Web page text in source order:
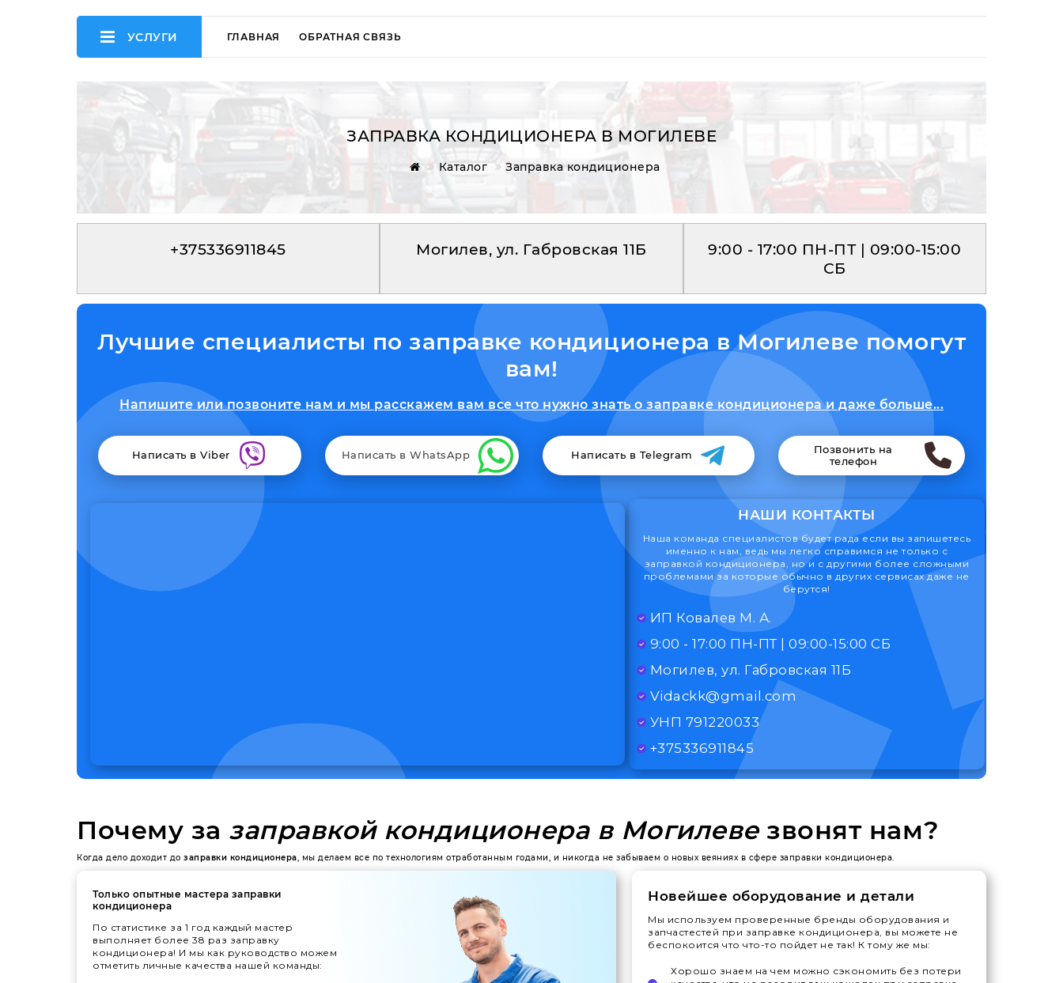
УСЛУГИ ГЛАВНАЯ ОБРАТНАЯ СВЯЗЬ
ЗАПРАВКА КОНДИЦИОНЕРА В МОГИЛЕВЕ
Каталог Заправка кондиционера
+375336911845 Могилев, ул. Габровская 11Б
9:00 - 17:00 ПН-ПТ | 09:00-15:00
СБ
Лучшие специалисты по заправке кондиционера в Могилеве помогут
вам!
Напишите или позвоните нам и мы расскажем вам все что нужно знать о заправке кондиционера и даже больше...
Написать в Viber Написать в WhatsApp Написать в Telegram
Позвонить на
телефон
НАШИ КОНТАКТЫ
Наша команда специалистов будет рада если вы запишетесь
именно к нам, ведь мы легко справимся не только с
заправкой кондиционера, но и с другими более сложными
проблемами за которые обычно в других сервисах даже не
берутся!
ИП Ковалев М. А.
9:00 - 17:00 ПН-ПТ | 09:00-15:00 СБ
Могилев, ул. Габровская 11Б
Vidackk@gmail.com
УНП 791220033
+375336911845
Почему за заправкой кондиционера в Могилевезвонят нам?
Когда дело доходит до заправки кондиционера, мы делаем все по технологиям отработанным годами, и никогда не забываем о новых веяниях в сфере заправки кондиционера.
Только опытные мастера заправки
кондиционера
По статистике за 1 год каждый мастер
выполняет более 38 раз заправку
кондиционера! И мы как руководство можем
отметить личные качества нашей команды:
Новейшее оборудование и детали
Мы используем проверенные бренды оборудования и
запчастестей при заправке кондиционера, вы можете не
беспокоится что что-то пойдет не так! К тому же мы:
Хорошо знаем на чем можно сэкономить без потери